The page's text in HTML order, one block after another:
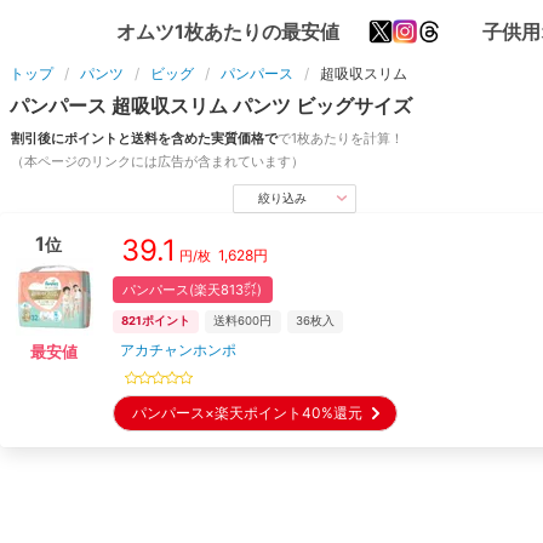
オムツ1枚あたりの最安値 子供
トップ パンツ ビッグ パンパース 超吸収スリム
パンパース 超吸収スリム パンツ ビッグサイズ
割引後にポイントと送料を含めた実質価格でで1枚あたりを計算！
（本ページのリンクには広告が含まれています）
絞り込み
1位
最安値
39.1 円/枚 1,628円
パンパース(楽天813㌽)
821 ポイント 送料600円 36枚入
アカチャンホンポ
パンパース×楽天ポイント40%還元